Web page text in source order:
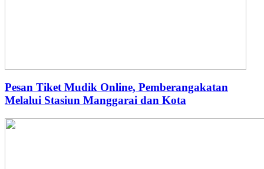
Pesan Tiket Mudik Online, Pemberangakatan
Melalui Stasiun Manggarai dan Kota